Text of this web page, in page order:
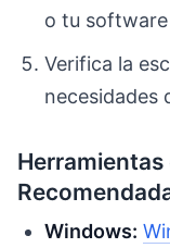
o tu
Verifica la
necesidades
Windows: